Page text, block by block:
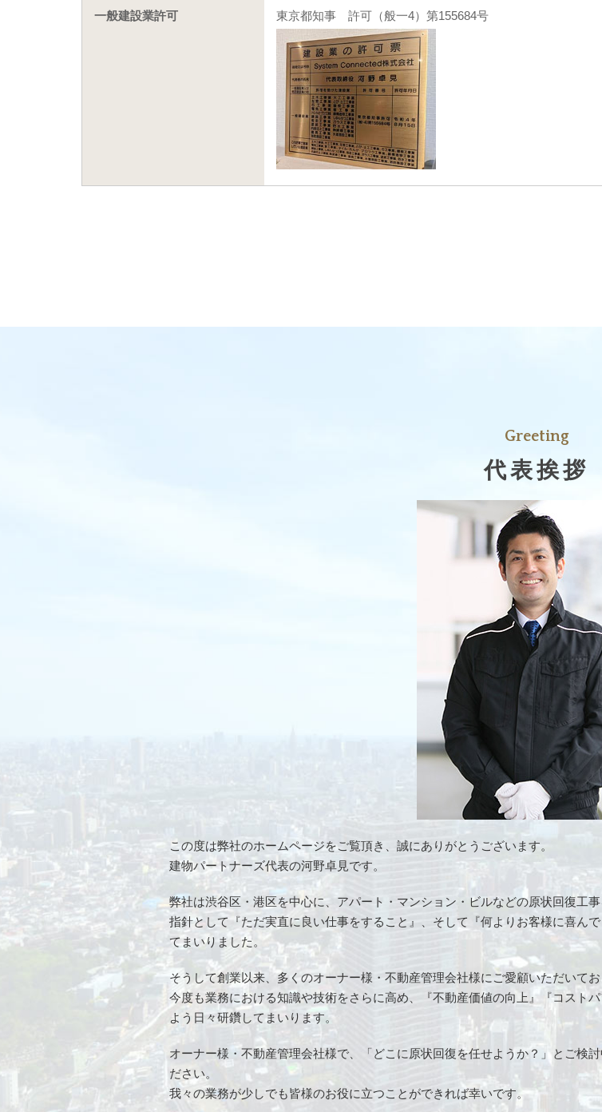
一般建設業許可 東京都知事 許可（般一4）第155684号
Greeting
代表挨拶
この度は弊社のホームページをご覧頂き、誠にありがとうございます。
建物パートナーズ代表の河野卓見です。
弊社は渋谷区・港区を中心に、アパート・マンション・ビルなどの原状回復工
指針として『ただ実直に良い仕事をすること』、そして『何よりお客様に喜ん
てまいりました。
そうして創業以来、多くのオーナー様・不動産管理会社様にご愛顧いただいてお
今度も業務における知識や技術をさらに高め、『不動産価値の向上』『コスト
よう日々研鑽してまいります。
オーナー様・不動産管理会社様で、「どこに原状回復を任せようか？」とご検
ださい。
我々の業務が少しでも皆様のお役に立つことができれば幸いです。